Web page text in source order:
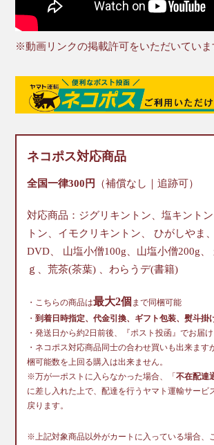
※動画リンクの掲載許可をいただいていま
ネコポス対応商品
全国一律300円 （補償なし｜追跡可）
対応商品： ジグリキントン 塩キントン
トン
イモクリキントン ひがしやま
DVD、 山塩小僧100g 山塩小僧200g
ｇ
荒茶(茶葉)、 わらうデ(書籍)
・こちらの商品は最大2個 まで同梱可能
・ 到着日時指定、代金引換、ギフト包装、熨斗掛
・発送日から約2日前後、『ポスト投函』でお届け
・ネコポス対応商品同士の合わせ買いも出来ます
梱可能数を上回る購入は出来ません。
※万が一ポストに入らなかった場合、「不在配達
に差し入れた上で、配達を行うヤマト運輸サービ
戻ります。
※上記対象商品以外がカートに入っている場合、